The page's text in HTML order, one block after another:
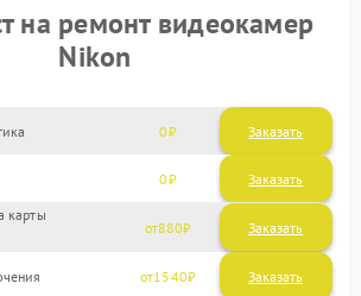
на ремонт видеокамер
Nikon
0 Заказать
0 Заказать
карты
880
1540